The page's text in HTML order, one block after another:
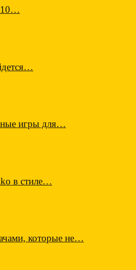
10…
игры для…
в стиле…
которые не…